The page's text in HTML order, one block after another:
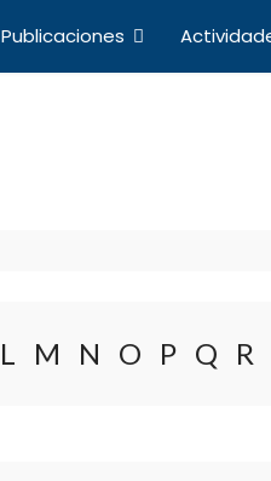
Publicaciones
L M N O P Q R